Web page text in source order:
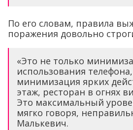
По его словам, правила
поражения довольно
«Это не только
использования
минимизация ярких
этаж, ресторан в огнях
Это максимальный
мягко говоря,
Малькевич.